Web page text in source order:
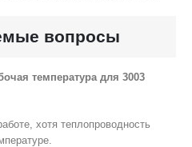
вопросы
температура для 3003
хотя теплопроводность